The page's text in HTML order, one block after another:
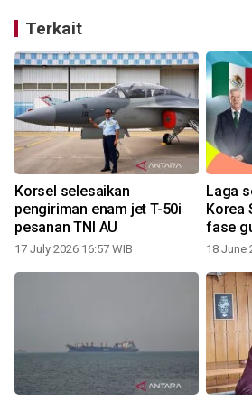
Terkait
Korsel selesaikan
pengiriman enam jet T-50i
pesanan TNI AU
17 July 2026 16:57 WIB
Laga
Korea
fase
18 June